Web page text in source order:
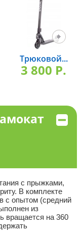
Трюковой...
3 800 P.
с прыжками,
В комплекте
с опытом (средний
из
вращается на 360